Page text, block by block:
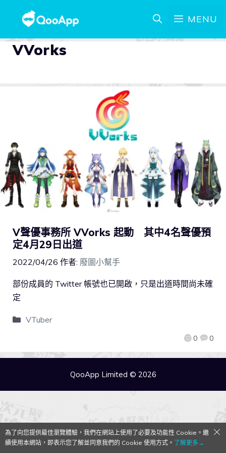
MENU
VVorks
V聲優事務所 VVorks 起動 其中4名聲優預
定4月29日出道
2022/04/26 作者: 廢圖小幫手
0 0
部份成員的 Twitter 帳號也已開啟，只是出道時間尚未確
定
VTuber
QooApp Limited © 2026
為了向您提供最佳瀏覽體驗，我們在網站上使用了必要及功能性 Cookie。繼
續使用本網站，即表示您了解並同意我們的 Cookie 使用方式。 了解更多→